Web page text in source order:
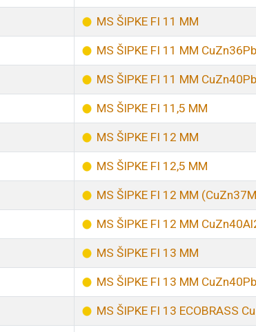
MS ŠIPKE FI 11 MM
MS ŠIPKE FI 11 MM
MS ŠIPKE FI 11 MM
MS ŠIPKE FI 11,5 MM
MS ŠIPKE FI 12 MM
MS ŠIPKE FI 12,5 MM
MS ŠIPKE FI 12 MM
MS ŠIPKE FI 12 MM
MS ŠIPKE FI 13 MM
MS ŠIPKE FI 13 MM
MS ŠIPKE FI 13 ECOBRASS